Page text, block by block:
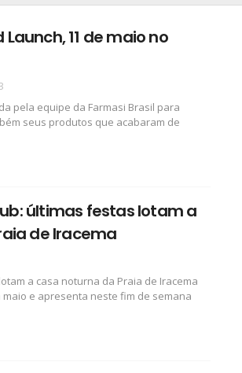
11 de maio no
pela equipe da Farmasi Brasil para
seus produtos que acabaram de
últimas festas lotam a
de Iracema
a casa noturna da Praia de Iracema
e apresenta neste fim de semana